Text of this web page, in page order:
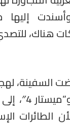
هناك،
حين تعرضت
لها إسرائيل،
لأن الطائرات